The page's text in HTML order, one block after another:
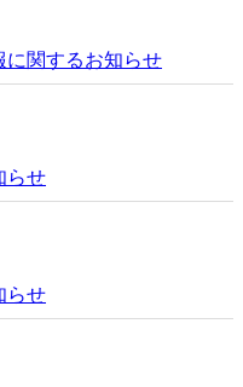
に関するお知らせ
らせ
らせ